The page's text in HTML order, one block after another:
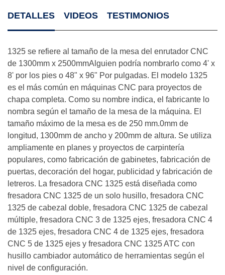
DETALLES VIDEOS TESTIMONIOS
1325 se refiere al tamaño de la mesa del enrutador CNC
de 1300mm x 2500mmAlguien podría nombrarlo como 4' x
8' por los pies o 48" x 96" Por pulgadas. El modelo 1325
es el más común en máquinas CNC para proyectos de
chapa completa. Como su nombre indica, el fabricante lo
nombra según el tamaño de la mesa de la máquina. El
tamaño máximo de la mesa es de 250 mm.0mm de
longitud, 1300mm de ancho y 200mm de altura. Se utiliza
ampliamente en planes y proyectos de carpintería
populares, como fabricación de gabinetes, fabricación de
puertas, decoración del hogar, publicidad y fabricación de
letreros. La fresadora CNC 1325 está diseñada como
fresadora CNC 1325 de un solo husillo, fresadora CNC
1325 de cabezal doble, fresadora CNC 1325 de cabezal
múltiple, fresadora CNC 3 de 1325 ejes, fresadora CNC 4
de 1325 ejes, fresadora CNC 4 de 1325 ejes, fresadora
CNC 5 de 1325 ejes y fresadora CNC 1325 ATC con
husillo cambiador automático de herramientas según el
nivel de configuración.